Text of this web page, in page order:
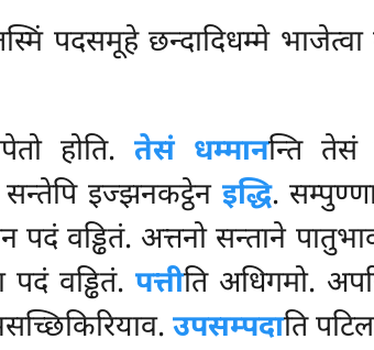
पदसमूहे छन्दादिधम्मे
होति. तेसं धम्मानन्ति तेसं
सन्तेपि इज्झनकट्ठेन इद्धि.
पदं वड्ढितं. अत्तनो सन्ताने
वड्ढितं. पत्तीति अधिगमो.
उपसम्पदाति